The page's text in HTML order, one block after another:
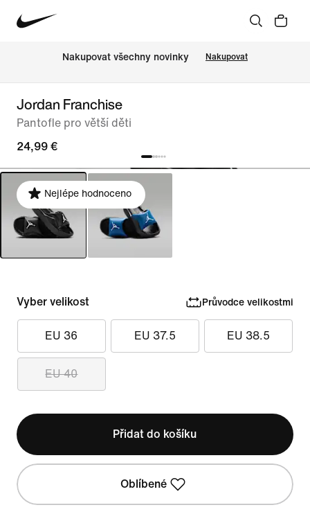
Nakupovat všechny novinky Nakupovat
Jordan Franchise
Pantofle pro větší děti
24,99 €
Nejlépe hodnoceno
Vyber velikost Průvodce velikostmi
EU 36 EU 37.5 EU 38.5
EU 40
Přidat do košíku
Oblíbené